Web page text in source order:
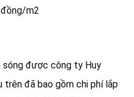
m2
sóng được công ty Huy
trên đã bao gồm chi phí lắp